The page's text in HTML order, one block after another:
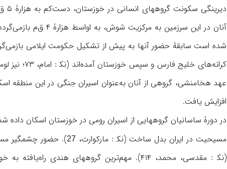
شده است سابقۀ حضور آنها به پیش از تشکیل حکومت ایلامی
افزایش یافت.
در دورۀ ساسانیان گروههایی از اسیران رومی در خوزستان اسکان داده
مسیحیت در ایران بدل ساخت (نک‍ : مارکوارت، 27). حضور چشمگیر
(نک‍ : مقدسی، محمد، ۴۱۴). مهم‌ترین گروههای